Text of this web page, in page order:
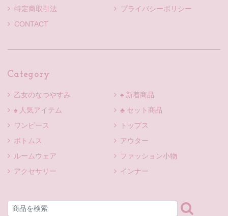
特定商取引法
プライバシーポリシー
CONTACT
Category
乙女のなつやすみ
♠ 新着商品
♠ 人気アイテム
♣ セット商品
ワンピース
トップス
ボトムス
アウター
ルームウェア
ファッション小物
アクセサリー
インナー